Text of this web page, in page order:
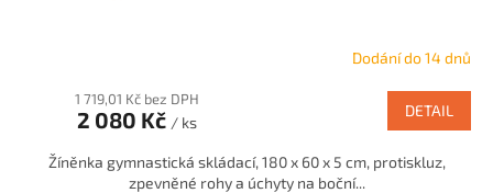
Dodání do 14 dnů
1 719,01 Kč bez DPH
2 080 Kč / ks
DETAIL
Žíněnka gymnastická skládací, 180 x 60 x 5 cm, protiskluz,
zpevněné rohy a úchyty na boční...